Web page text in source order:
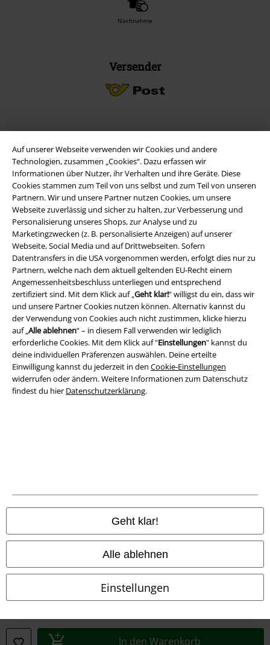
Auf unserer Webseite verwenden wir Cookies und andere
Technologien, zusammen „Cookies“. Dazu erfassen wir
Informationen über Nutzer, ihr Verhalten und ihre Geräte. Diese
Cookies stammen zum Teil von uns selbst und zum Teil von unseren
Partnern. Wir und unsere Partner nutzen Cookies, um unsere
Webseite zuverlässig und sicher zu halten, zur Verbesserung und
Personalisierung unseres Shops, zur Analyse und zu
Marketingzwecken (z. B. personalisierte Anzeigen) auf unserer
Webseite, Social Media und auf Drittwebseiten. Sofern
Datentransfers in die USA vorgenommen werden, erfolgt dies nur zu
Partnern, welche nach dem aktuell geltenden EU-Recht einem
Angemessenheitsbeschluss unterliegen und entsprechend
zertifiziert sind. Mit dem Klick auf „Geht klar!“ willigst du ein, dass wir
und unsere Partner Cookies nutzen können. Alternativ kannst du
der Verwendung von Cookies auch nicht zustimmen, klicke hierzu
auf „Alle ablehnen“ – in diesem Fall verwenden wir lediglich
erforderliche Cookies. Mit dem Klick auf "Einstellungen" kannst du
deine individuellen Präferenzen auswählen. Deine erteilte
Einwilligung kannst du jederzeit in den Cookie-Einstellungen
widerrufen oder ändern. Weitere Informationen zum Datenschutz
findest du hier Datenschutzerklärung.
Geht klar!
Alle ablehnen
Einstellungen
In den Warenkorb
Nachnahme
Versender
EMP App
Lade dir jetzt kostenlos unsere neue EMP App runter und genieße
die vielen neuen Funktionen und Vorteile!
A Warner Music Group Company
Datenschutz
Entsorgung und Umweltschutz
Information zur Barrierefreiheit
Vertrag widerrufen